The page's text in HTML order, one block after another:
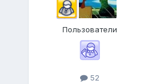
Пользователи
52